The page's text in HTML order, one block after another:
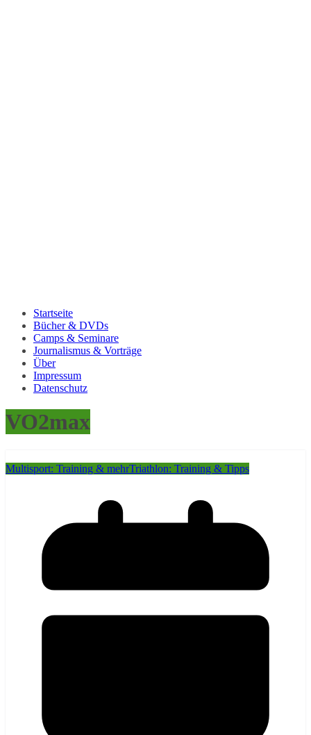
Startseite
Bücher & DVDs
Camps & Seminare
Journalismus & Vorträge
Über
Impressum
Datenschutz
VO2max
Multisport: Training & mehrTriathlon: Training & Tipps